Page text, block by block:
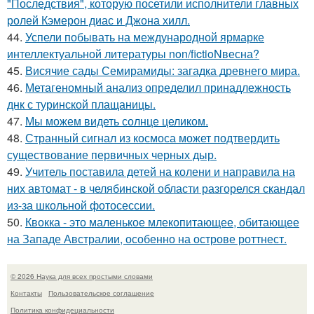
ролей Кэмерон диас и Джона хилл.
44. Успели побывать на международной ярмарке
интеллектуальной литературы non/fictioNвесна?
45. Висячие сады Семирамиды: загадка древнего мира.
46. Метагеномный анализ определил принадлежность
днк с туринской плащаницы.
47. Мы можем видеть солнце целиком.
48. Странный сигнал из космоса может подтвердить
существование первичных черных дыр.
49. Учитель поставила детей на колени и направила на
них автомат - в челябинской области разгорелся скандал
из-за школьной фотосессии.
50. Квокка - это маленькое млекопитающее, обитающее
на Западе Австралии, особенно на острове роттнест.
© 2026 Наука для всех простыми словами
Контакты
Пользовательское соглашение
Политика конфидециальности